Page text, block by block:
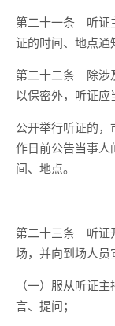
第二十一条 听证
证的时间、地点通
第二十二条 除涉
以保密外，听证应
公开举行听证的
作日前公告当事
间、地点。
第二十三条 听证
场，并向到场人员
（一）服从听证
言、提问；